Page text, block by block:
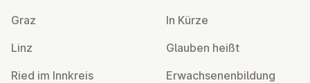
Graz
Linz
Ried im Innkreis
In Kürze
Glauben heißt
Er­wach­se­nen­bil­dung